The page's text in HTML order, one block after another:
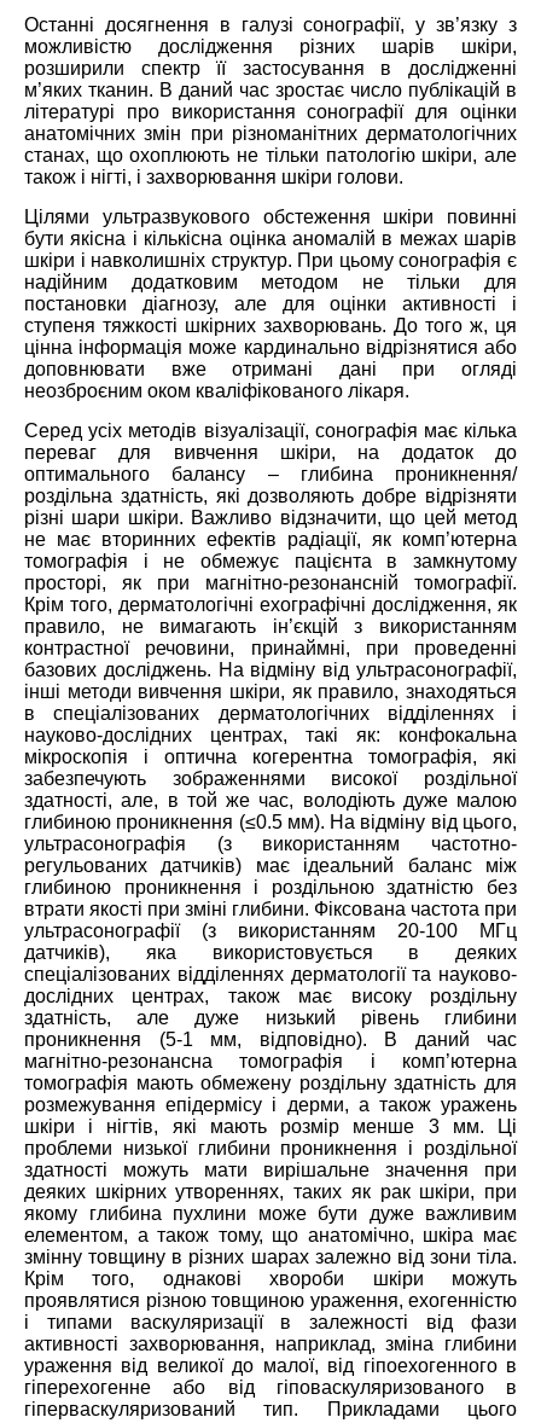
Останні досягнення в галузі сонографії, у зв’язку з
можливістю дослідження різних шарів шкіри,
розширили спектр її застосування в дослідженні
м’яких тканин. В даний час зростає число публікацій в
літературі про використання сонографії для оцінки
анатомічних змін при різноманітних дерматологічних
станах, що охоплюють не тільки патологію шкіри, але
також і нігті, і захворювання шкіри голови.
Цілями ультразвукового обстеження шкіри повинні
бути якісна і кількісна оцінка аномалій в межах шарів
шкіри і навколишніх структур. При цьому сонографія є
надійним додатковим методом не тільки для
постановки діагнозу, але для оцінки активності і
ступеня тяжкості шкірних захворювань. До того ж, ця
цінна інформація може кардинально відрізнятися або
доповнювати вже отримані дані при огляді
неозброєним оком кваліфікованого лікаря.
Серед усіх методів візуалізації, сонографія має кілька
переваг для вивчення шкіри, на додаток до
оптимального балансу – глибина проникнення/
роздільна здатність, які дозволяють добре відрізняти
різні шари шкіри. Важливо відзначити, що цей метод
не має вторинних ефектів радіації, як комп’ютерна
томографія і не обмежує пацієнта в замкнутому
просторі, як при магнітно-резонансній томографії.
Крім того, дерматологічні ехографічні дослідження, як
правило, не вимагають ін’єкцій з використанням
контрастної речовини, принаймні, при проведенні
базових досліджень. На відміну від ультрасонографії,
інші методи вивчення шкіри, як правило, знаходяться
в спеціалізованих дерматологічних відділеннях і
науково-дослідних центрах, такі як: конфокальна
мікроскопія і оптична когерентна томографія, які
забезпечують зображеннями високої роздільної
здатності, але, в той же час, володіють дуже малою
глибиною проникнення (≤0.5 мм). На відміну від цього,
ультрасонографія (з використанням частотно-
регульованих датчиків) має ідеальний баланс між
глибиною проникнення і роздільною здатністю без
втрати якості при зміні глибини. Фіксована частота при
ультрасонографії (з використанням 20-100 МГц
датчиків), яка використовується в деяких
спеціалізованих відділеннях дерматології та науково-
дослідних центрах, також має високу роздільну
здатність, але дуже низький рівень глибини
проникнення (5-1 мм, відповідно). В даний час
магнітно-резонансна томографія і комп’ютерна
томографія мають обмежену роздільну здатність для
розмежування епідермісу і дерми, а також уражень
шкіри і нігтів, які мають розмір менше 3 мм. Ці
проблеми низької глибини проникнення і роздільної
здатності можуть мати вирішальне значення при
деяких шкірних утвореннях, таких як рак шкіри, при
якому глибина пухлини може бути дуже важливим
елементом, а також тому, що анатомічно, шкіра має
змінну товщину в різних шарах залежно від зони тіла.
Крім того, однакові хвороби шкіри можуть
проявлятися різною товщиною ураження, ехогенністю
і типами васкуляризації в залежності від фази
активності захворювання, наприклад, зміна глибини
ураження від великої до малої, від гіпоехогенного в
гіперехогенне або від гіповаскуляризованого в
гіперваскуляризований тип. Прикладами цього